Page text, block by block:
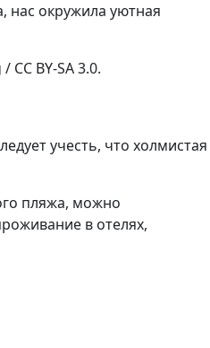
нас окружила уютная
BY-SA 3.0.
учесть, что холмистая
пляжа, можно
в отелях,